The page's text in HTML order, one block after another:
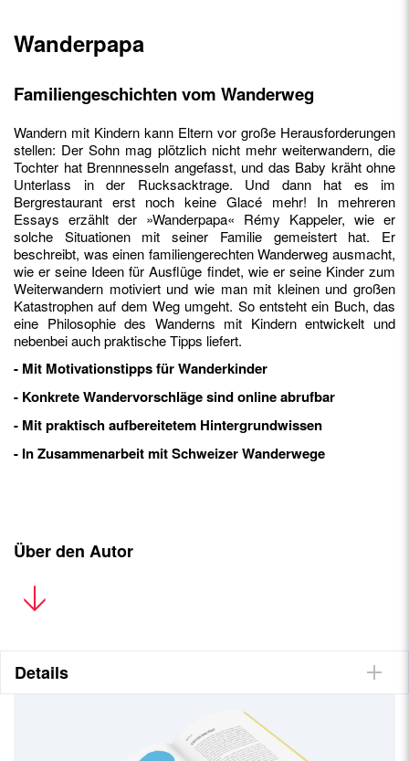
Wanderpapa
Familiengeschichten vom Wanderweg
Wandern mit Kindern kann Eltern vor große Herausforderungen
stellen: Der Sohn mag plötzlich nicht mehr weiterwandern, die
Tochter hat Brennnesseln angefasst, und das Baby kräht ohne
Unterlass in der Rucksacktrage. Und dann hat es im
Bergrestaurant erst noch keine Glacé mehr! In mehreren
Essays erzählt der »Wanderpapa« Rémy Kappeler, wie er
solche Situationen mit seiner Familie gemeistert hat. Er
beschreibt, was einen familiengerechten Wanderweg ausmacht,
wie er seine Ideen für Ausflüge findet, wie er seine Kinder zum
Weiterwandern motiviert und wie man mit kleinen und großen
Katastrophen auf dem Weg umgeht. So entsteht ein Buch, das
eine Philosophie des Wanderns mit Kindern entwickelt und
nebenbei auch praktische Tipps liefert.
- Mit Motivationstipps für Wanderkinder
- Konkrete Wandervorschläge sind online abrufbar
- Mit praktisch aufbereitetem Hintergrundwissen
- In Zusammenarbeit mit Schweizer Wanderwege
Über den Autor
Rémy Kappeler
danach eine Ausbildung zum Journalisten in der Ringier
»WANDERN.CH
« tätig; seit 2017 bloggt er gleichzeitig als
»Wanderpapa«.
Papa Rando: La marche est
Details